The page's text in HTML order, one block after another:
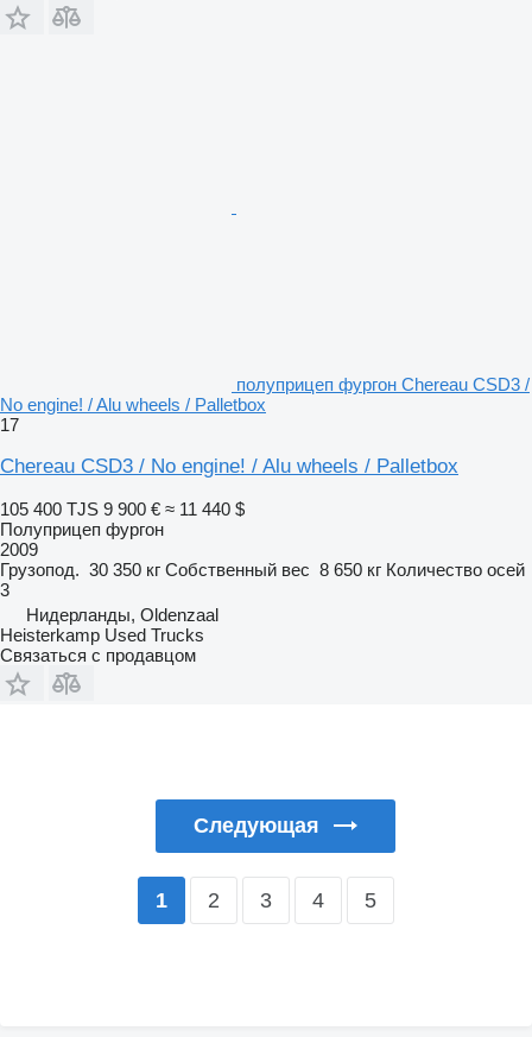
полуприцеп фургон Chereau CSD3 /
No engine! / Alu wheels / Palletbox
17
Chereau CSD3 / No engine! / Alu wheels / Palletbox
105 400 TJS 9 900 € ≈ 11 440 $
Полуприцеп фургон
2009
Грузопод. 30 350 кг Собственный вес 8 650 кг Количество осей
3
Нидерланды, Oldenzaal
Heisterkamp Used Trucks
Связаться с продавцом
Следующая
1 2 3 4 5